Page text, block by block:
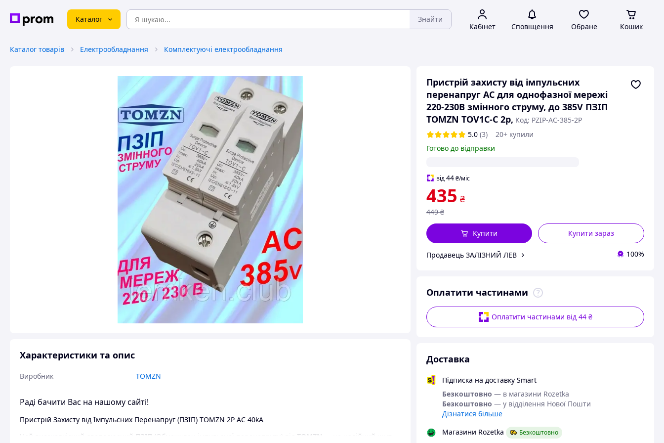
Каталог Знайти
Кабінет Сповіщення Обране Кошик
Каталог товарів Електрообладнання Комплектуючі електрообладнання
Пристрій захисту від імпульсних
перенапруг AC для однофазної мережі
220-230В змінного струму, до 385V ПЗІП
TOMZN TOV1C-C 2p, Код: PZIP-AC-385-2P
5.0 (3)
20+ купили
Готово до відправки
від44 ₴/міс
435 ₴
449 ₴
Купити зараз
Купити
Продавець ЗАЛІЗНИЙ ЛЕВ 100%
Оплатити частинами
Оплатити частинами від 44 ₴
Доставка
Підписка на доставку Smart
Безкоштовно — в магазини Rozetka
Безкоштовно — у відділення Нової Пошти
Дізнатися більше
Магазини Rozetka
Безкоштовно
Характеристики та опис
Виробник TOMZN
Раді бачити Вас на нашому сайті!
Пристрій Захисту від Імпульсних Перенапруг (ПЗІП) TOMZN 2P AC 40kA
Цей високоякісний двополюсний ПЗІП (Обмежувач імпульсної перенапруги) від TOMZN — це надійний щит